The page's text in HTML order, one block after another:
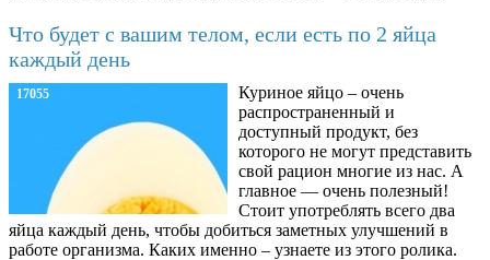
Что будет с вашим телом, если есть по 2 яйца
каждый день
17055
Куриное яйцо – очень
распространенный и
доступный продукт, без
которого не могут представить
свой рацион многие из нас. А
главное — очень полезный!
Стоит употреблять всего два
яйца каждый день, чтобы добиться заметных улучшений в
работе организма. Каких именно – узнаете из этого ролика.